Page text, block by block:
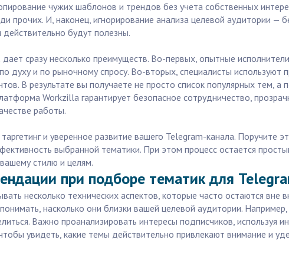
чужих шаблонов и трендов без учета собственных
прочих. И, наконец, игнорирование анализа целевой аудитории —
будут полезны.
сразу несколько преимуществ. Во-первых, опытные
и по рыночному спросу. Во-вторых, специалисты используют
В результате вы получаете не просто список популярных тем, а
Workzilla гарантирует безопасное сотрудничество,
работы.
и уверенное развитие вашего Telegram-канала. Поручите
выбранной тематики. При этом процесс остается
стилю и целям.
при подборе тематик для
несколько технических аспектов, которые часто остаются вне
насколько они близки вашей целевой аудитории.
Важно проанализировать интересы подписчиков, используя
увидеть, какие темы действительно привлекают внимание и